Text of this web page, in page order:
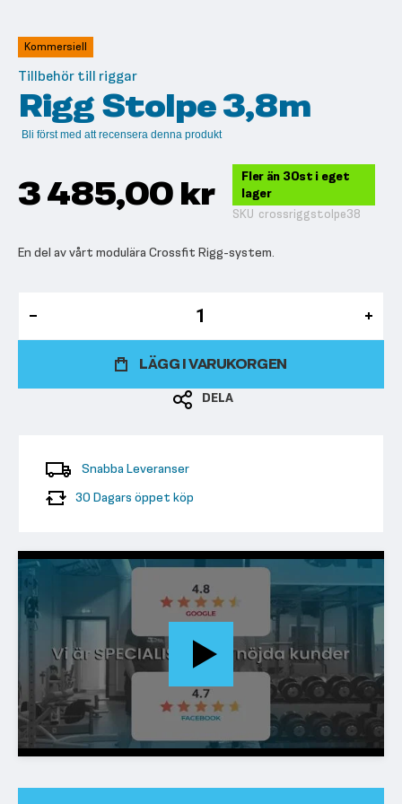
av
bildgalleriet
Kommersiell
Tillbehör till riggar
Rigg Stolpe 3,8m
Bli först med att recensera denna produkt
3 485,00 kr
Fler än 30st i eget
lager
SKU crossriggstolpe38
En del av vårt modulära Crossfit Rigg-system.
LÄGG I VARUKORGEN
DELA
Snabba Leveranser
30 Dagars öppet köp